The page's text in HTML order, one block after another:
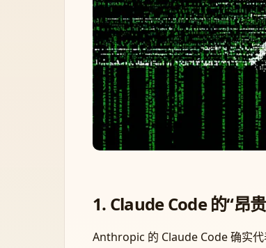
1. Claude Code 的“昂
Anthropic 的 Claude Code 确实